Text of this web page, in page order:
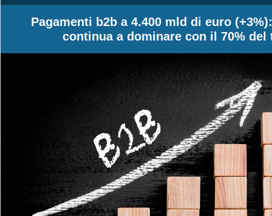
Pagamenti b2b a 4.400 mld di euro
continua a dominare con il 70% del